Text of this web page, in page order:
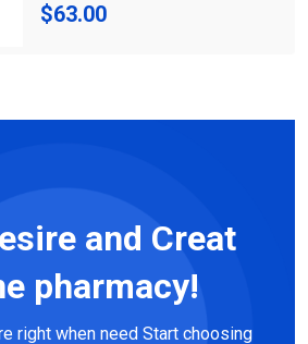
$63.00
and Creat
pharmacy!
right when need Start choosing